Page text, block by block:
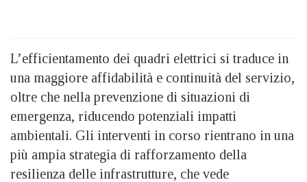
L’efficientamento dei quadri elettrici si traduce in
una maggiore affidabilità e continuità del servizio,
oltre che nella prevenzione di situazioni di
emergenza, riducendo potenziali impatti
ambientali. Gli interventi in corso rientrano in una
più ampia strategia di rafforzamento della
resilienza delle infrastrutture, che vede